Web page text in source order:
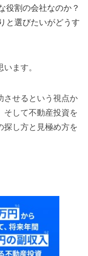
役割の会社なのか？
と選びたいがどうす
ます。
させるという視点か
そして不動産投資を
探し方と見極め方を